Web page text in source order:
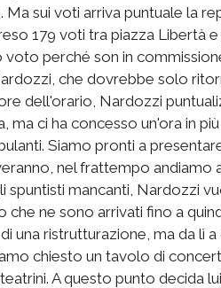
sui voti arriva puntuale la
179 voti tra piazza Libertà
perché son in
che dovrebbe solo
dell'orario, Nardozzi
ma ci ha concesso un'ora in
Siamo pronti a
nel frattempo andiamo
spuntisti mancanti, Nardozzi
che ne sono arrivati fino a
una ristrutturazione, ma da lì
chiesto un tavolo di
A questo punto decida